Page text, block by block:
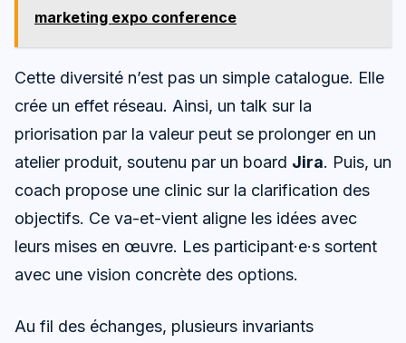
marketing expo conference
Cette diversité n’est pas un simple catalogue. Elle
crée un effet réseau. Ainsi, un talk sur la
priorisation par la valeur peut se prolonger en un
atelier produit, soutenu par un board Jira. Puis, un
coach propose une clinic sur la clarification des
objectifs. Ce va-et-vient aligne les idées avec
leurs mises en œuvre. Les participant·e·s sortent
avec une vision concrète des options.
Au fil des échanges, plusieurs invariants